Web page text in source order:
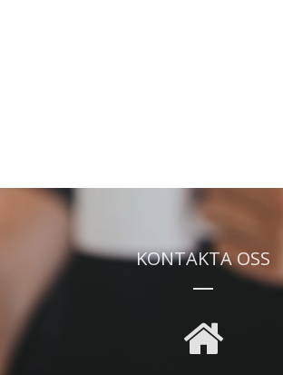
KONTAKTA OSS